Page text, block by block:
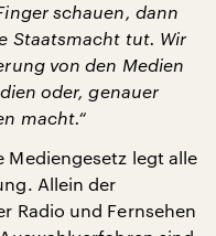
schauen, dann
Staatsmacht tut. Wir
von den Medien
oder, genauer
macht.“
Mediengesetz legt alle
Allein der
Radio und Fernsehen